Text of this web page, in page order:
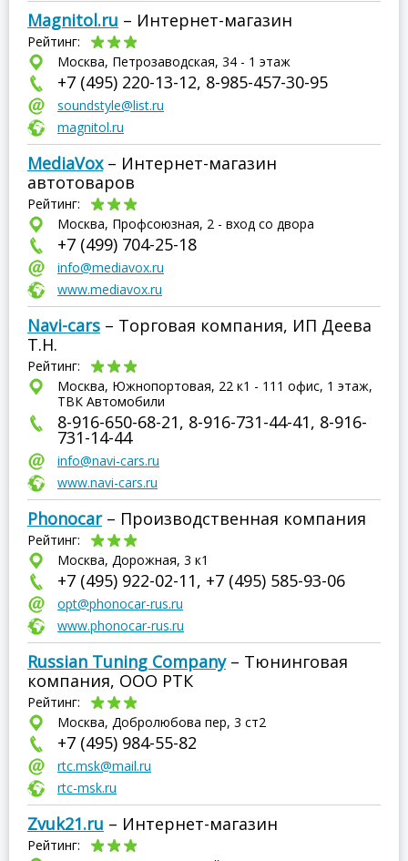
Magnitol.ru – Интернет-магазин
Рейтинг:
Москва, Петрозаводская, 34 - 1 этаж
+7 (495) 220-13-12, 8-985-457-30-95
soundstyle@list.ru
magnitol.ru
MediaVox– Интернет-магазин
автотоваров
Рейтинг:
Москва, Профсоюзная, 2 - вход со двора
+7 (499) 704-25-18
info@mediavox.ru
www.mediavox.ru
Navi-cars – Торговая компания, ИП Деева
Т.Н.
Рейтинг:
Москва, Южнопортовая, 22 к1 - 111 офис, 1 этаж,
ТВК Автомобили
8-916-650-68-21, 8-916-731-44-41, 8-916-
731-14-44
info@navi-cars.ru
www.navi-cars.ru
Phonocar– Производственная компания
Рейтинг:
Москва, Дорожная, 3 к1
+7 (495) 922-02-11, +7 (495) 585-93-06
opt@phonocar-rus.ru
www.phonocar-rus.ru
Russian Tuning Company– Тюнинговая
компания, ООО РТК
Рейтинг:
Москва, Добролюбова пер, 3 ст2
+7 (495) 984-55-82
rtc.msk@mail.ru
rtc-msk.ru
Zvuk21.ru – Интернет-магазин
Рейтинг: